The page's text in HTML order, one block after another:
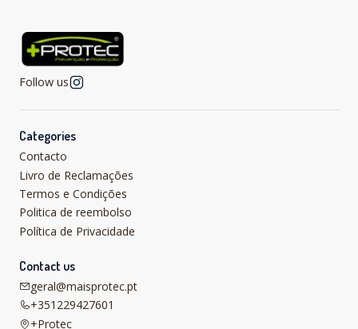
Follow us
Categories
Contacto
Livro de Reclamações
Termos e Condições
Politica de reembolso
Política de Privacidade
Contact us
geral@maisprotec.pt
+351229427601
+Protec